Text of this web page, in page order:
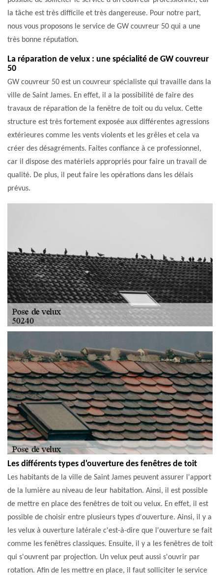
la tâche est très difficile et très dangereuse. Pour notre part,
nous vous proposons le service de GW couvreur 50 qui a une
très bonne réputation.
La réparation de velux : une spécialité de GW couvreur
50
GW couvreur 50 est un couvreur spécialiste qui travaille dans la
ville de Saint James. En effet, il a la possibilité de faire des
travaux de réparation de la fenêtre de toit ou du velux. Cette
structure est très fortement exposée aux différentes agressions
extérieures comme les vents violents et les grêles et cela va
créer des désagréments. Faites confiance à ce professionnel,
car il dispose des matériels appropriés pour faire un travail de
qualité. De plus, il peut faire les opérations dans les délais
prévus.
Les différents types d'ouverture des fenêtres de toit
Les habitants de la ville de Saint James peuvent assurer l'apport
de la lumière au niveau de leur habitation. Ainsi, il est possible
de mettre en place des fenêtres de toit ou velux. En effet, il est
possible de choisir entre plusieurs types d'ouverture. Ainsi, il y a
les velux à ouverture latérale c'est-à-dire que l'ouverture se fait
comme les fenêtres classiques. Ensuite, il y a les fenêtres de toit
qui s'ouvrent par projection. Un velux peut aussi s'ouvrir par
rotation. Afin de les mettre en place, il faut solliciter le service